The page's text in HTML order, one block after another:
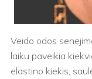
Veido odos
laiku paveikia
elastino kiekis,